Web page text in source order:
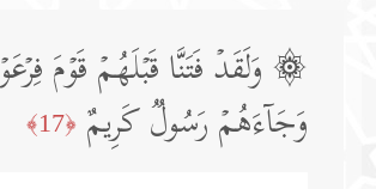
۞ وَلَقَدۡ فَتَنَّا قَبۡلَهُمۡ قَوۡمَ
وَجَاۤءَهُمۡ رَسُولࣱ كَرِیمٌ ﴿17﴾